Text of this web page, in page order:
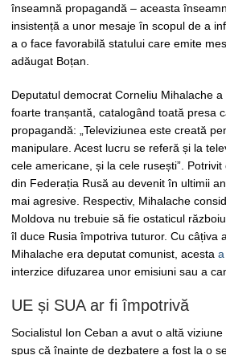
înseamnă propagandă – aceasta
insistență a unor mesaje în scopul de a
a o face favorabilă statului care emite
adăugat Boțan.
Deputatul democrat Corneliu Mihalache
foarte tranșantă, catalogând toată presa
propagandă: „Televiziunea este creată
manipulare. Acest lucru se referă și la
cele americane, și la cele rusești”.
din Federația Rusă au devenit în ultimii
mai agresive. Respectiv, Mihalache
Moldova nu trebuie să fie ostaticul
îl duce Rusia împotriva tuturor. Cu câțiva
Mihalache era deputat comunist, acesta
interzice difuzarea unor emisiuni sau a
UE și SUA ar fi împotrivă
Socialistul Ion Ceban a avut o altă
spus că înainte de dezbatere a fost la o